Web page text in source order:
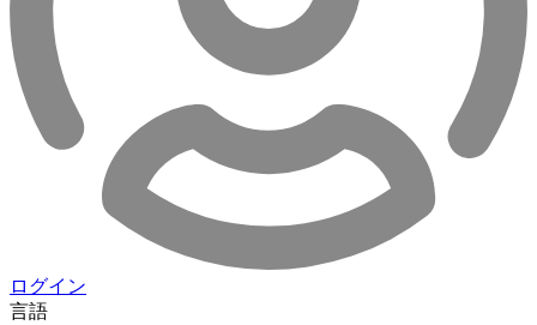
ログイン
言語